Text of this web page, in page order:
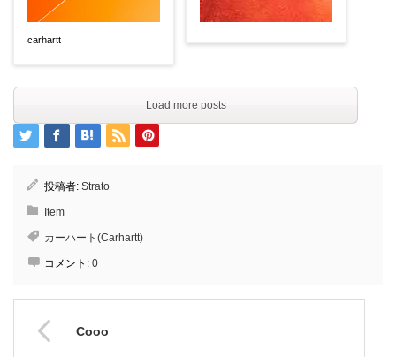
carhartt
Load more posts
投稿者: Strato
Item
カーハート(Carhartt)
コメント: 0
Cooo